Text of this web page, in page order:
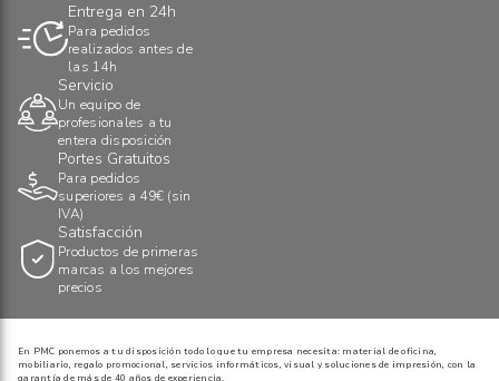
Entrega en 24h
Para pedidos
realizados antes de
las 14h
Servicio
Un equipo de
profesionales a tu
entera disposición
Portes Gratuitos
Para pedidos
superiores a 49€ (sin
IVA)
Satisfacción
Productos de primeras
marcas a los mejores
precios
En PMC ponemos a tu disposición todo lo que tu empresa necesita: material de oficina,
mobiliario, regalo promocional, servicios informáticos, visual y soluciones de impresión, con la
garantía de más de 40 años de experiencia.